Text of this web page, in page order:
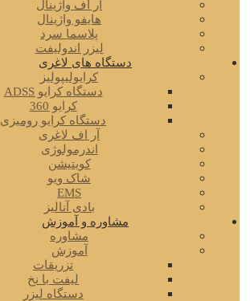
آر اف واژینال
هایفو واژینال
پلاسما سرد
لیزر اندولیفت
دستگاه های لاغری
کرایولیپولیز
دستگاه کرایو ADSS
کرایو 360
دستگاه کرایو رومیزی
آر اف لاغری
اندرمولوژی
کویتیشن
شاک ویو
EMS
بادی آنالیز
مشاوره و آموزش
مشاوره
آموزش
تزریقات
لیفت با نخ
دستگاه لیزر